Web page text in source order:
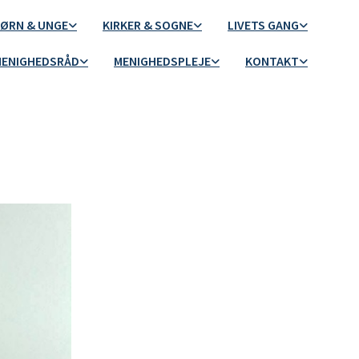
& UNGE KIRKER & SOGNE LIVETS GANG
MENIGHEDSPLEJE KONTAKT